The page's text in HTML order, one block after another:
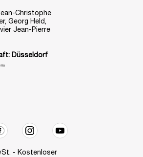
Christophe
Georg Held,
Jean-Pierre
Düsseldorf
- Kostenloser